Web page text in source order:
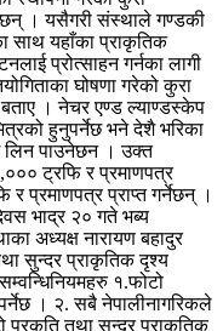
छन् । यसैगरी संस्थाले गण्डकी
साथ यहाँका प्राकृतिक
प्रोत्साहन गर्नका लागी
घोषणा गरेको कुरा
। नेचर एण्ड ल्याण्डस्केप
हुनुपर्नेछ भने देशै भरिका
लिन पाउनेछन । उक्त
ट्रफि र प्रमाणपत्र
प्रमाणपत्र प्राप्त गर्नेछन् ।
भाद्र २० गते भब्य
अध्यक्ष नारायण बहादुर
सुन्दर प्राकृतिक दृश्य
१.फोटो
। २. सबै नेपालीनागरिकले
प्रकृति तथा सुन्दर प्राकृतिक